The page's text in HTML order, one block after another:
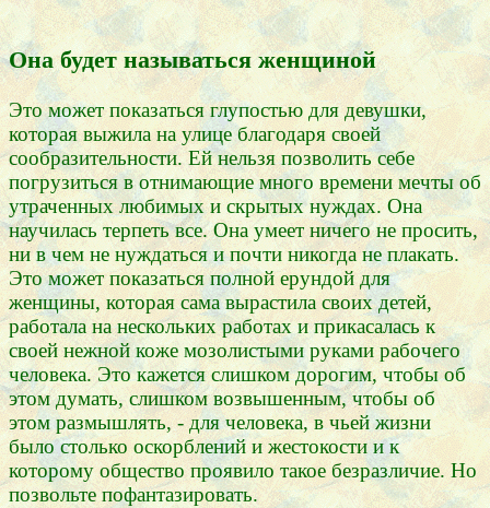
Она будет называться женщиной
Это может показаться глупостью для девушки,
которая выжила на улице благодаря своей
сообразительности. Ей нельзя позволить себе
погрузиться в отнимающие много времени мечты об
утраченных любимых и скрытых нуждах. Она
научилась терпеть все. Она умеет ничего не просить,
ни в чем не нуждаться и почти никогда не плакать.
Это может показаться полной ерундой для
женщины, которая сама вырастила своих детей,
работала на нескольких работах и прикасалась к
своей нежной коже мозолистыми руками рабочего
человека. Это кажется слишком дорогим, чтобы об
этом думать, слишком возвышенным, чтобы об
этом размышлять, - для человека, в чьей жизни
было столько оскорблений и жестокости и к
которому общество проявило такое безразличие. Но
позвольте пофантазировать.